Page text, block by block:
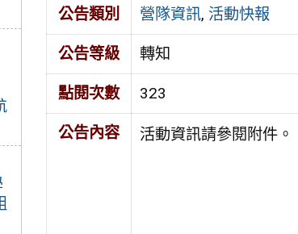
公告類別 營隊資訊, 活動快報
公告等級 轉知
點閱次數 323
公告內容 活動資訊請參閱附件。